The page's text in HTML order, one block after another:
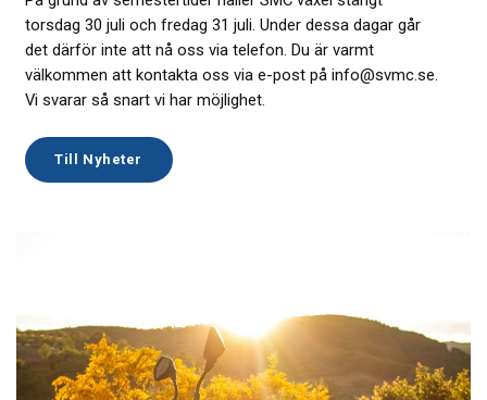
torsdag 30 juli och fredag 31 juli. Under dessa dagar går
det därför inte att nå oss via telefon. Du är varmt
välkommen att kontakta oss via e-post på info@svmc.se.
Vi svarar så snart vi har möjlighet.
Till Nyheter